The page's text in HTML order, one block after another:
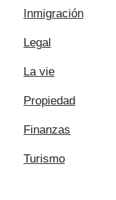
Inmigración
Legal
La vie
Propiedad
Finanzas
Turismo